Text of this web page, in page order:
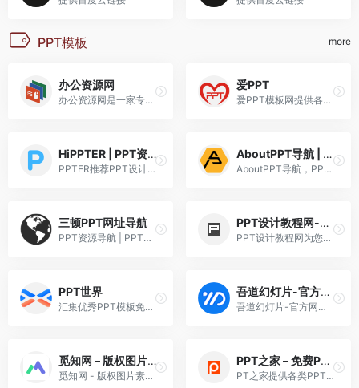
PPT模板 more
办公资源网
办公资源网是一家专注海量办公资源下载的网站,提供各种精美创意ppt模板、excel模板、word模板、音效资源及大量办公素材,包括个人简历word模板,工作总结ppt,教育培训课件等大量办公模板,来办公资源网,办公不求人
爱PPT
爱PPT模板网提供各类PPT模板...
HiPPTER | PPT资源导航 | PPT模板图表等设计素材免费下载
PPTER推荐PPT设计相关网站，...
AboutPPT导航 | PPT演示设计网址导航
AboutPPT导航，PPT设计师的网...
三顿PPT网址导航
PPT资源导航 | PPT模板图表等...
PPT设计教程网-提供高质量的PPT教程和PPT模板下载
PPT设计教程网为您提供入门级...
PPT世界
汇集优秀PPT模板免费下载、免...
吾道幻灯片-官方网站-专业的PPT在线协作工具，提供海量精美模板素材
吾道幻灯片-官方网站-专业的P...
觅知网 – 版权图片素材网站,PPT模板,PS,AI,PNG图片素材会员免费下载
觅知网 - 版权图片素材网站,P...
PPT之家 – 免费PPT模板下载和免费PPT素材下载
PT之家提供各类PPT模板下载:P...